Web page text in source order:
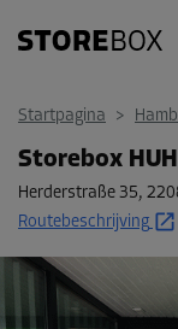
Startpagina >
Storebox
Herderstraße 35,
Routebeschrijving